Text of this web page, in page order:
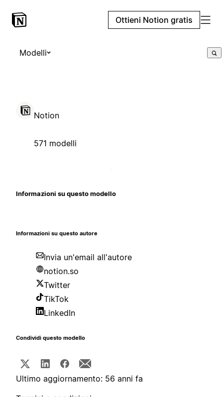
Ottieni Notion gratis
Modelli
Notion
571 modelli
Informazioni su questo modello
Informazioni su questo autore
Invia un'email all'autore
notion.so
Twitter
TikTok
LinkedIn
Condividi questo modello
Ultimo aggiornamento: 56 anni fa